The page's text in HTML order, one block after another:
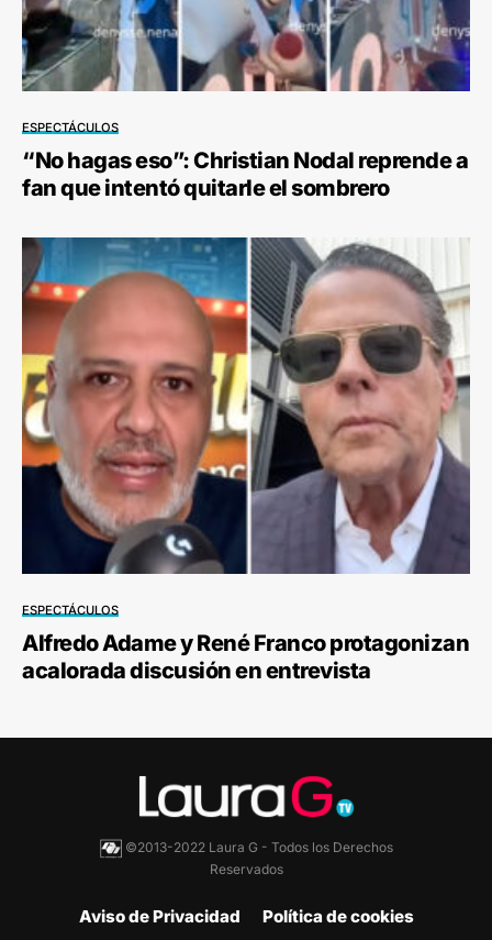
ESPECTÁCULOS
“No hagas eso”: Christian Nodal reprende a
fan que intentó quitarle el sombrero
ESPECTÁCULOS
Alfredo Adame y René Franco protagonizan
acalorada discusión en entrevista
©2013-2022 Laura G - Todos los Derechos
Reservados
Aviso de Privacidad Política de cookies